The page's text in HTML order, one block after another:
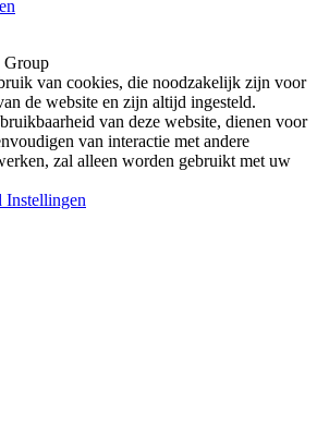
van cookies, die noodzakelijk zijn voor
de website en zijn altijd ingesteld.
van deze website, dienen voor
van interactie met andere
zal alleen worden gebruikt met uw
Instellingen